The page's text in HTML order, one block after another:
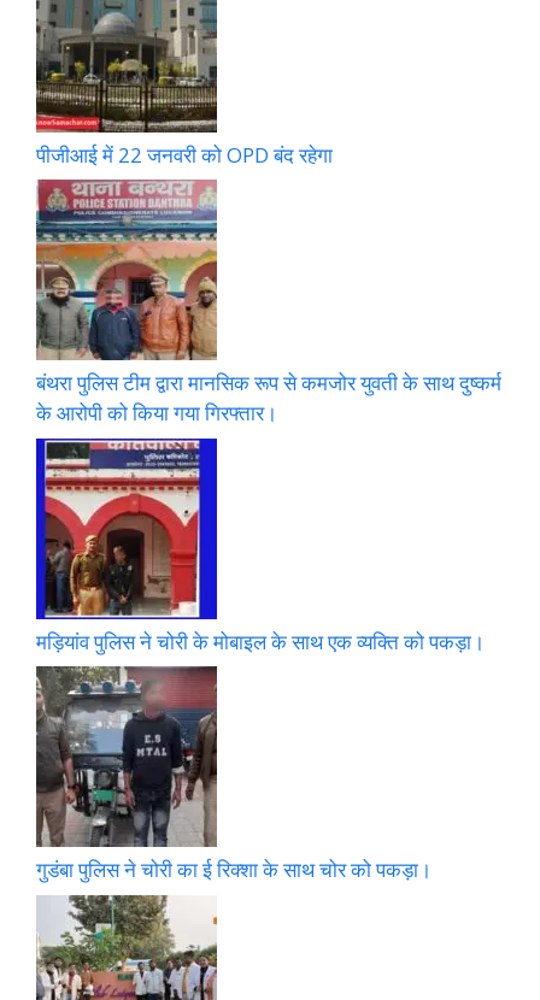
पीजीआई में 22 जनवरी को OPD बंद रहेगा
बंथरा पुलिस टीम द्वारा मानसिक रूप से कमजोर युवती के साथ दुष्कर्म
के आरोपी को किया गया गिरफ्तार।
मड़ियांव पुलिस ने चोरी के मोबाइल के साथ एक व्यक्ति को पकड़ा।
गुडंबा पुलिस ने चोरी का ई रिक्शा के साथ चोर को पकड़ा।